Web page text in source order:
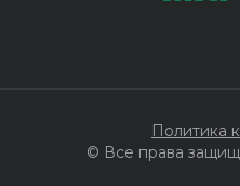
Политика
© Все права